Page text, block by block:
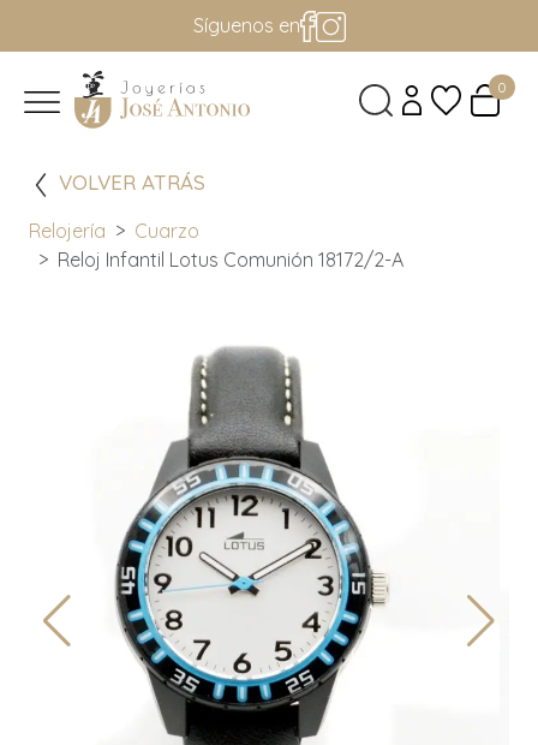
Síguenos en
0
VOLVER ATRÁS
Relojería
Cuarzo
Reloj Infantil Lotus Comunión 18172/2-A